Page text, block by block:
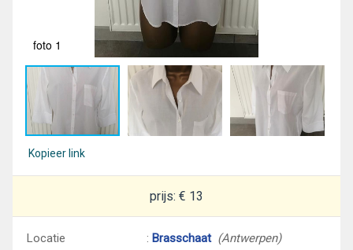
foto 1
Kopieer link
prijs: € 13
Locatie : Brasschaat (Antwerpen)